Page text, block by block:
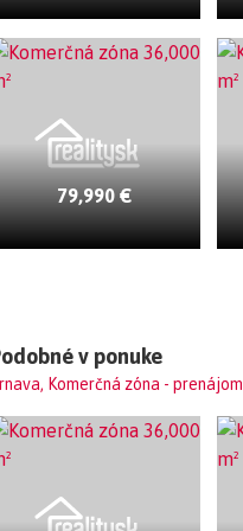
79,990 €
v ponuke
Komerčná zóna - prenájom